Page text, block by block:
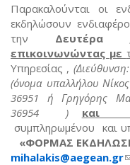
Παρακαλούνται οι
εκδηλώσουν
την
επικοινωνώντας με
Υπηρεσίας ,
(όνομα υπαλλήλου
36951 ή Γρηγόρης
36954 )
και
συμπληρωμένου και
«ΦΟΡΜΑΣ
mihalakis@aegean.gr